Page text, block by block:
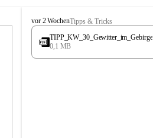
L
a
e
vor 2 WochenTipps & Tricks
TIPP_KW_30_Gewitter_im_Gebirge
0,1 MB